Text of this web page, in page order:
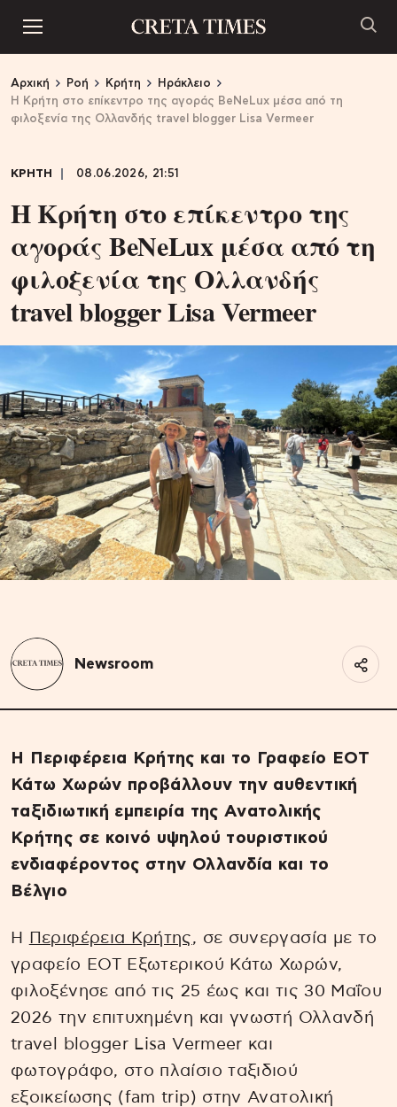
Αρχική Ροή Κρήτη
Ηράκλειο
Η Κρήτη στο επίκεντρο της αγοράς BeNeLux μέσα από τη
φιλοξενία της Ολλανδής travel blogger Lisa Vermeer
ΚΡΗΤΗ 08.06.2026, 21:51
Η Κρήτη στο επίκεντρο της
αγοράς BeNeLux μέσα από τη
φιλοξενία της Ολλανδής
travel blogger Lisa Vermeer
Newsroom
Η Περιφέρεια Κρήτης και το Γραφείο ΕΟΤ
Κάτω Χωρών προβάλλουν την αυθεντική
ταξιδιωτική εμπειρία της Ανατολικής
Κρήτης σε κοινό υψηλού τουριστικού
ενδιαφέροντος στην Ολλανδία και το
Βέλγιο
Η Περιφέρεια Κρήτης, σε συνεργασία με το
γραφείο ΕΟΤ Εξωτερικού Κάτω Χωρών,
φιλοξένησε από τις 25 έως και τις 30 Μαΐου
2026 την επιτυχημένη και γνωστή Ολλανδή
travel blogger Lisa Vermeer και
φωτογράφο, στο πλαίσιο ταξιδιού
εξοικείωσης (fam trip) στην Ανατολική